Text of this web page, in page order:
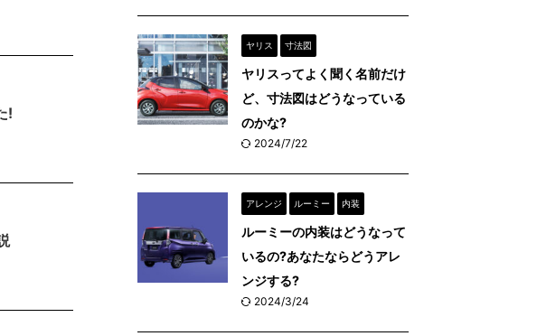
!
ヤリス 寸法図
ヤリスってよく聞く名前だけ
ど、寸法図はどうなっている
のかな?
2024/7/22
アレンジ ルーミー 内装
ルーミーの内装はどうなって
いるの?あなたならどうアレ
ンジする?
2024/3/24